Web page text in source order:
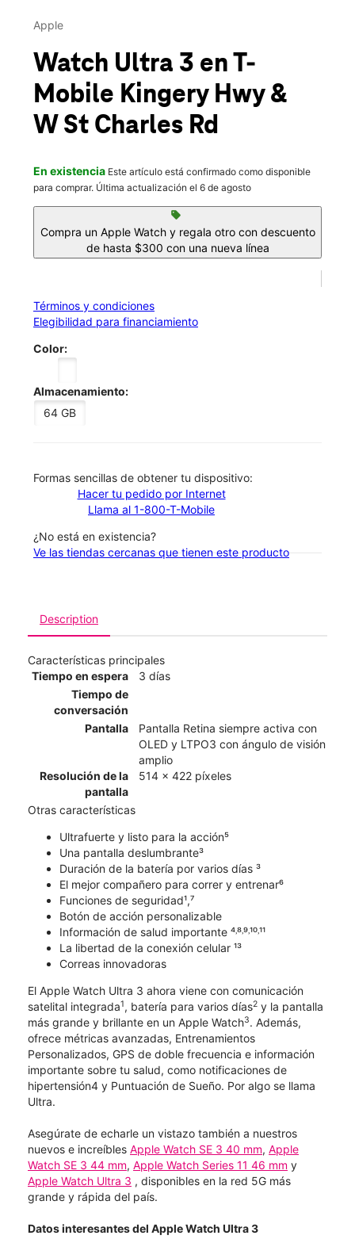
Mié.:
361 S State Route 83 Elmhurst, IL 60126
Apple
Watch Ultra 3 en T-
Mobile Kingery Hwy &
W St Charles Rd
En existencia Este artículo está confirmado como disponible
para comprar. Última actualización el 6 de agosto
sell
Compra un Apple Watch y regala otro con descuento
de hasta $300 con una nueva línea
Términos y condiciones
Elegibilidad para financiamiento
Color:
Almacenamiento:
64 GB
​​​​​​​Formas sencillas de obtener tu dispositivo:
Hacer tu pedido por Internet
Llama al 1-800-T-Mobile
¿No está en existencia?
Ve las tiendas cercanas que tienen este producto
Description
Características principales
Tiempo en espera
3 días
Tiempo de
conversación
Pantalla
Pantalla Retina siempre activa con
OLED y LTPO3 con ángulo de visión
amplio
Resolución de la
pantalla
514 x 422 píxeles
Otras características
Ultrafuerte y listo para la acción⁵
Una pantalla deslumbrante³
Duración de la batería por varios días ³
El mejor compañero para correr y entrenar⁶
Funciones de seguridad¹,⁷
Botón de acción personalizable
Información de salud importante ⁴˒⁸˒⁹˒¹⁰˒¹¹
La libertad de la conexión celular ¹³
Correas innovadoras
El Apple Watch Ultra 3 ahora viene con comunicación
satelital integrada1, batería para varios días2 y la pantalla
más grande y brillante en un Apple Watch3. Además,
ofrece métricas avanzadas, Entrenamientos
Personalizados, GPS de doble frecuencia e información
importante sobre tu salud, como notificaciones de
hipertensión4 y Puntuación de Sueño. Por algo se llama
Ultra.
Asegúrate de echarle un vistazo también a nuestros
nuevos e increíbles Apple Watch SE 3 40 mm, Apple
Watch SE 3 44 mm, Apple Watch Series 11 46 mm y
Apple Watch Ultra 3 , disponibles en la red 5G más
grande y rápida del país.
Datos interesantes del Apple Watch Ultra 3